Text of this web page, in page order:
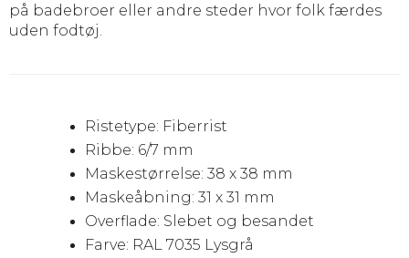
på badebroer eller andre steder hvor folk færdes
uden fodtøj.
Ristetype: Fiberrist
Ribbe: 6/7 mm
Maskestørrelse: 38 x 38 mm
Maskeåbning: 31 x 31 mm
Overflade: Slebet og besandet
Farve: RAL 7035 Lysgrå